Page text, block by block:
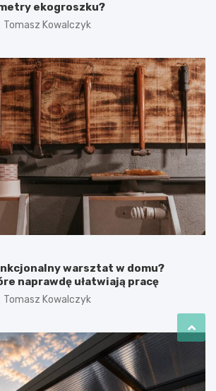
ekogroszku?
Tomasz Kowalczyk
warsztat w domu?
naprawdę ułatwiają pracę
Tomasz Kowalczyk